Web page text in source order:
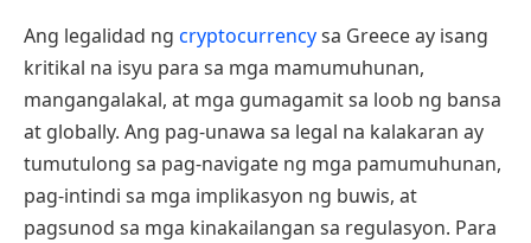
Ang legalidad ng cryptocurrencysa Greece ay isang
kritikal na isyu para sa mga mamumuhunan,
mangangalakal, at mga gumagamit sa loob ng bansa
at globally. Ang pag-unawa sa legal na kalakaran ay
tumutulong sa pag-navigate ng mga pamumuhunan,
pag-intindi sa mga implikasyon ng buwis, at
pagsunod sa mga kinakailangan sa regulasyon. Para